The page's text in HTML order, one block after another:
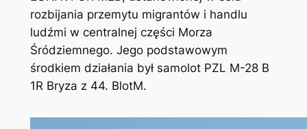
rozbijania przemytu migrantów i handlu
ludźmi w centralnej części Morza
Śródziemnego. Jego podstawowym
środkiem działania był samolot PZL M-28 B
1R Bryza z 44. BlotM.